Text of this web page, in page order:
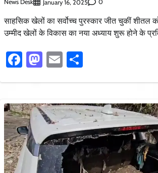
News Desk January 16, 2025 0
साहसिक खेलों का सर्वोच्च पुरस्कार जीत चुकीं शीतल
उम्मीद खेलों के विकास का नया अध्याय शुरू होने के
Facebook
Mastodon
Email